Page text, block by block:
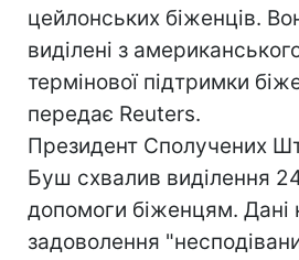
цейлонських біженців.
виділені з
термінової підтримки
передає Reuters.
Президент Сполучених
Буш схвалив виділення
допомоги біженцям. Дані
задоволення